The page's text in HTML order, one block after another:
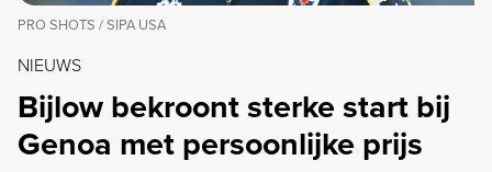
PRO SHOTS / SIPA USA
NIEUWS
Bijlow bekroont sterke start bij
Genoa met persoonlijke prijs